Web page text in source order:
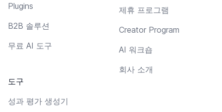
Plugins
B2B 솔루션
무료 AI 도구
도구
성과 평가 생성기
제휴 프로그램
Creator Program
AI 워크숍
회사 소개